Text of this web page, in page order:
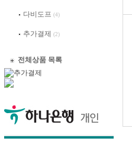
다비도프 (4)
추가결제 (2)
전체상품 목록